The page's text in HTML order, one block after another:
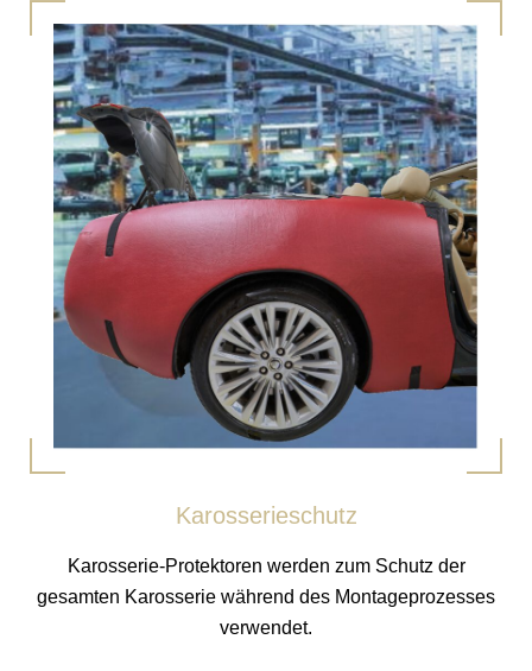
Karosserieschutz
Karosserie-Protektoren werden zum Schutz der
gesamten Karosserie während des Montageprozesses
verwendet.